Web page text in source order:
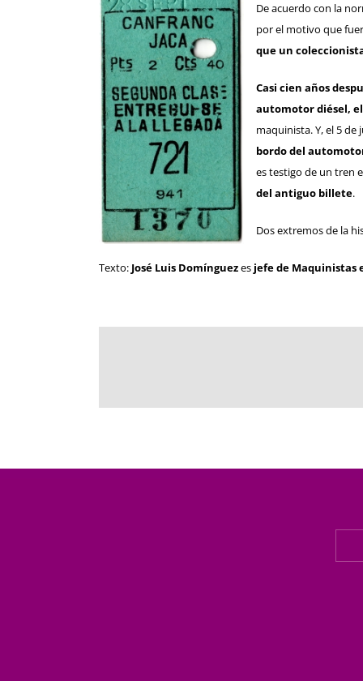
De acuerdo con la
por el motivo que
que un
Casi cien años
automotor diésel, el
maquinista. Y, el 5
bordo del
es testigo de un tren
del antiguo billete.
Dos extremos de la
Texto: José Luis Domínguezes jefe de Maquinistas